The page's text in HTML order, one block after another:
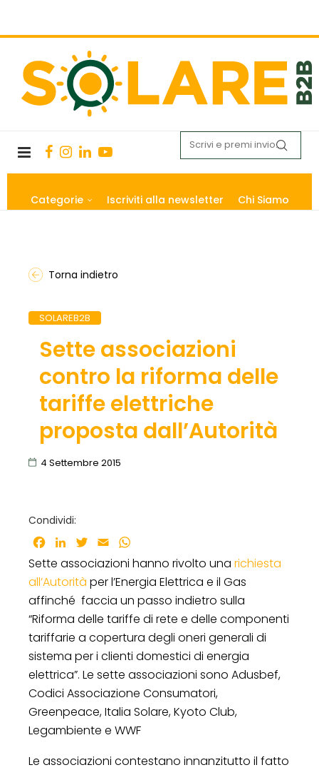
Categorie Iscriviti alla newsletter Chi Siamo
Torna indietro
SOLAREB2B
Sette associazioni
contro la riforma delle
tariffe elettriche
proposta dall’Autorità
4 Settembre 2015
Condividi:
Facebook
LinkedInTwitter
Email
Sette associazioni hanno rivolto una richiesta
all’Autorità per l’Energia Elettrica e il Gas
affinché faccia un passo indietro sulla
“Riforma delle tariffe di rete e delle componenti
tariffarie a copertura degli oneri generali di
sistema per i clienti domestici di energia
elettrica”. Le sette associazioni sono Adusbef,
Codici Associazione Consumatori,
Greenpeace, Italia Solare, Kyoto Club,
Legambiente e WWF
Le associazioni contestano innanzitutto il fatto